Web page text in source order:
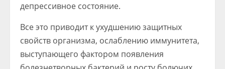
депрессивное состояние.
Все это приводит к ухудшению защитных
свойств организма, ослаблению иммунитета,
выступающего фактором появления